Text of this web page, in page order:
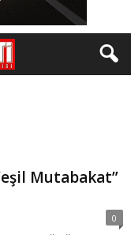
Mutabakat”
0